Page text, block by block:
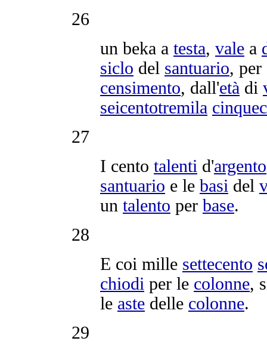
26
un beka a testa, vale a
siclo del santuario,
censimento, dall'età di
seicentotremila
27
I cento talenti d'argento
santuario e le basi del
un talento per base.
28
E coi mille settecento
chiodi per le colonne,
le aste delle colonne.
29